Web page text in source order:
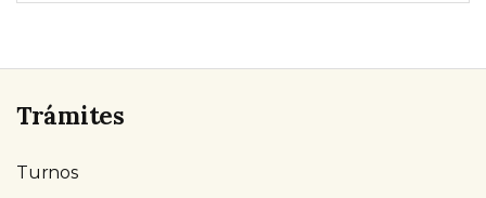
Trámites
Turnos